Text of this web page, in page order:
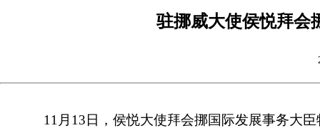
驻挪威大使侯悦拜会
11月13日，侯悦大使拜会挪国际发展事务大